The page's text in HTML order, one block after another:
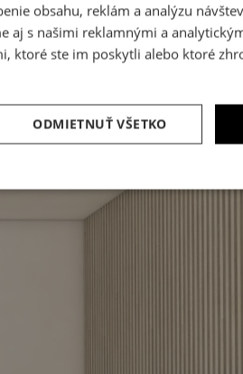
obsahu, reklám a analýzu
aj s našimi reklamnými a
ktoré ste im poskytli alebo ktoré
ODMIETNUŤ VŠETKO